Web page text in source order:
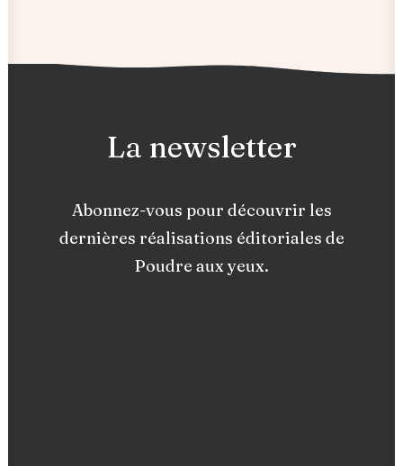
La newsletter
Abonnez-vous pour découvrir les
dernières réalisations éditoriales de
Poudre aux yeux.